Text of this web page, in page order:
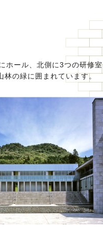
ホール、北側に3つの研修室
林の緑に囲まれています。